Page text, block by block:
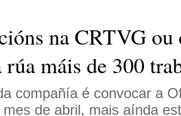
na CRTVG ou
máis de 300
compañía é convocar a
mes de abril, mais aínda